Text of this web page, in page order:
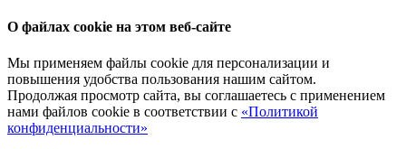
О файлах cookie на этом веб-сайте
Мы применяем файлы cookie для персонализации и
повышения удобства пользования нашим сайтом.
Продолжая просмотр сайта, вы соглашаетесь с применением
нами файлов cookie в соответствии с «Политикой
конфиденциальности»